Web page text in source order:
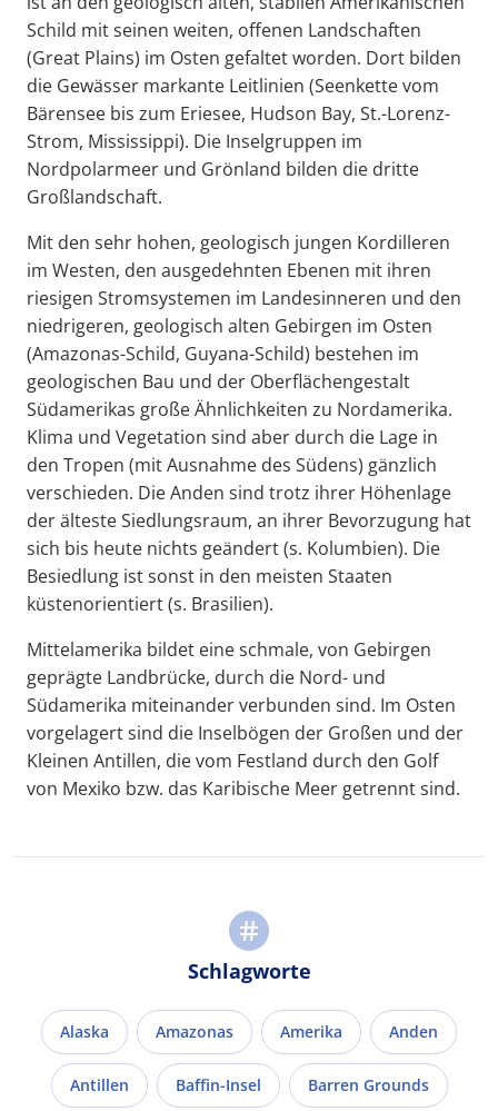
Schild mit seinen weiten, offenen Landschaften
(Great Plains) im Osten gefaltet worden. Dort bilden
die Gewässer markante Leitlinien (Seenkette vom
Bärensee bis zum Eriesee, Hudson Bay, St.-Lorenz-
Strom, Mississippi). Die Inselgruppen im
Nordpolarmeer und Grönland bilden die dritte
Großlandschaft.
Mit den sehr hohen, geologisch jungen Kordilleren
im Westen, den ausgedehnten Ebenen mit ihren
riesigen Stromsystemen im Landesinneren und den
niedrigeren, geologisch alten Gebirgen im Osten
(Amazonas-Schild, Guyana-Schild) bestehen im
geologischen Bau und der Oberflächengestalt
Südamerikas große Ähnlichkeiten zu Nordamerika.
Klima und Vegetation sind aber durch die Lage in
den Tropen (mit Ausnahme des Südens) gänzlich
verschieden. Die Anden sind trotz ihrer Höhenlage
der älteste Siedlungsraum, an ihrer Bevorzugung hat
sich bis heute nichts geändert (s. Kolumbien). Die
Besiedlung ist sonst in den meisten Staaten
küstenorientiert (s. Brasilien).
Mittelamerika bildet eine schmale, von Gebirgen
geprägte Landbrücke, durch die Nord- und
Südamerika miteinander verbunden sind. Im Osten
vorgelagert sind die Inselbögen der Großen und der
Kleinen Antillen, die vom Festland durch den Golf
von Mexiko bzw. das Karibische Meer getrennt sind.
Schlagworte
Alaska Amazonas Amerika Anden
Antillen Baffin-Insel Barren Grounds